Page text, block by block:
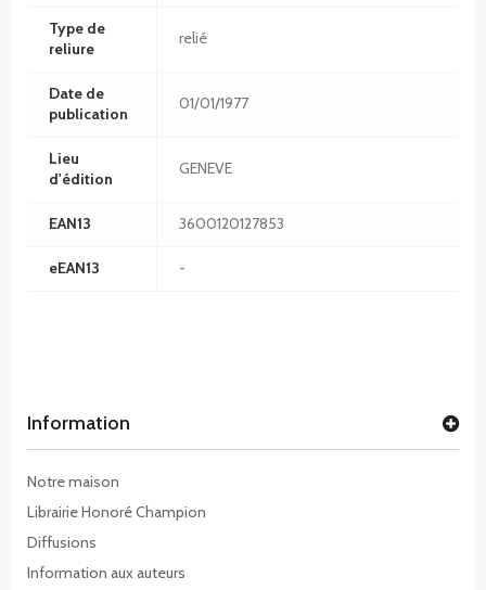
Type de
reliure
relié
Date de
publication
01/01/1977
Lieu
d'édition
GENEVE
EAN13 3600120127853
eEAN13 -
Information
Notre maison
Librairie Honoré Champion
Diffusions
Information aux auteurs